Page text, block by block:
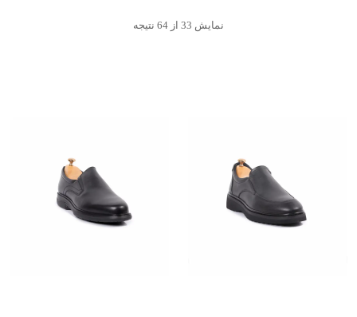
نمایش 33 از 64 نتیجه